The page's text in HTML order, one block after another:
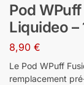
Pod
Liquideo –
8,90 €
Le Pod WPuff
remplacement